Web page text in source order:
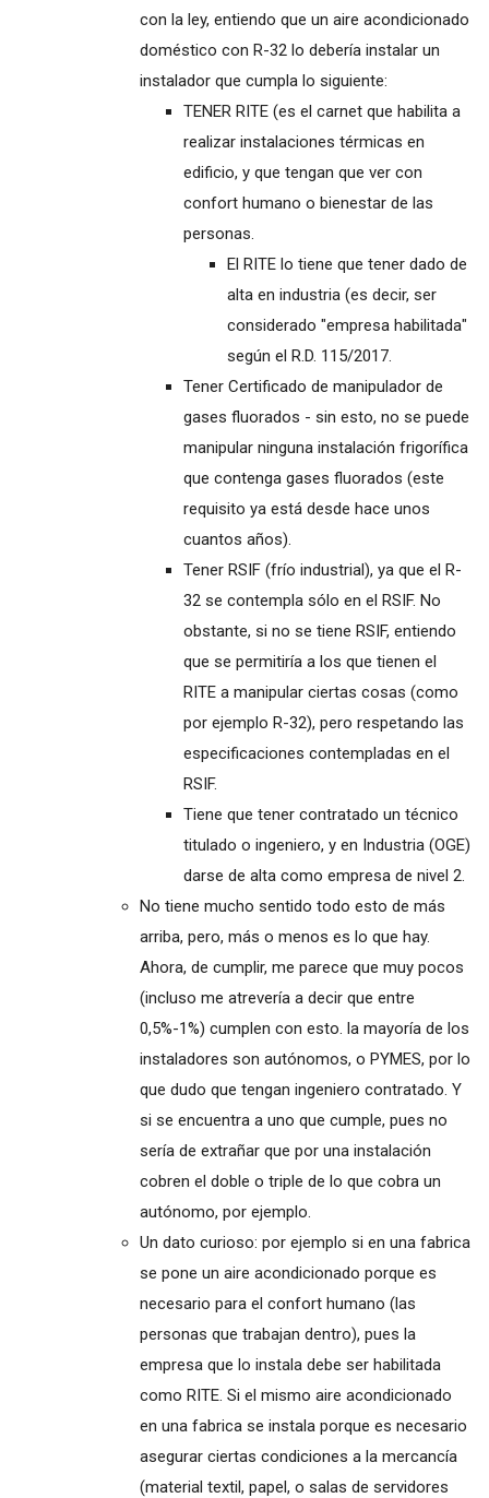
con la ley, entiendo que un aire acondicionado
doméstico con R-32 lo debería instalar un
instalador que cumpla lo siguiente:
TENER RITE (es el carnet que habilita a
realizar instalaciones térmicas en
edificio, y que tengan que ver con
confort humano o bienestar de las
personas.
El RITE lo tiene que tener dado de
alta en industria (es decir, ser
considerado "empresa habilitada"
según el R.D. 115/2017.
Tener Certificado de manipulador de
gases fluorados - sin esto, no se puede
manipular ninguna instalación frigorífica
que contenga gases fluorados (este
requisito ya está desde hace unos
cuantos años).
Tener RSIF (frío industrial), ya que el R-
32 se contempla sólo en el RSIF. No
obstante, si no se tiene RSIF, entiendo
que se permitiría a los que tienen el
RITE a manipular ciertas cosas (como
por ejemplo R-32), pero respetando las
especificaciones contempladas en el
RSIF.
Tiene que tener contratado un técnico
titulado o ingeniero, y en Industria (OGE)
darse de alta como empresa de nivel 2.
No tiene mucho sentido todo esto de más
arriba, pero, más o menos es lo que hay.
Ahora, de cumplir, me parece que muy pocos
(incluso me atrevería a decir que entre
0,5%-1%) cumplen con esto. la mayoría de los
instaladores son autónomos, o PYMES, por lo
que dudo que tengan ingeniero contratado. Y
si se encuentra a uno que cumple, pues no
sería de extrañar que por una instalación
cobren el doble o triple de lo que cobra un
autónomo, por ejemplo.
Un dato curioso: por ejemplo si en una fabrica
se pone un aire acondicionado porque es
necesario para el confort humano (las
personas que trabajan dentro), pues la
empresa que lo instala debe ser habilitada
como RITE. Si el mismo aire acondicionado
en una fabrica se instala porque es necesario
asegurar ciertas condiciones a la mercancía
(material textil, papel, o salas de servidores